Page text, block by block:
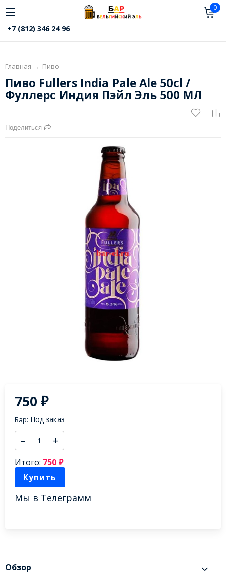
0
+7 (812) 346 24 96
Главная → Пиво
Пиво Fullers India Pale Ale 50cl /
Фуллерс Индия Пэйл Эль 500 МЛ
Поделиться
750₽
Бар: Под заказ
– +
Итого: 750₽
Купить
Мы в Телеграмм
Обзор